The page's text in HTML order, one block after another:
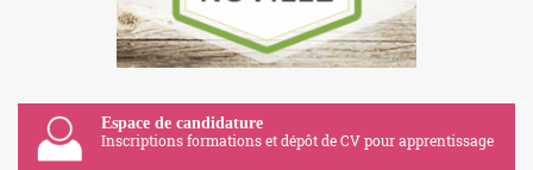
Espace de candidature
Inscriptions formations et dépôt de CV pour apprentissage